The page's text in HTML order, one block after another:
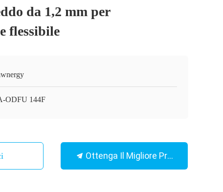
da 1,2 mm per
flessibile
ODFU 144F
Ottenga Il Migliore Prezzo